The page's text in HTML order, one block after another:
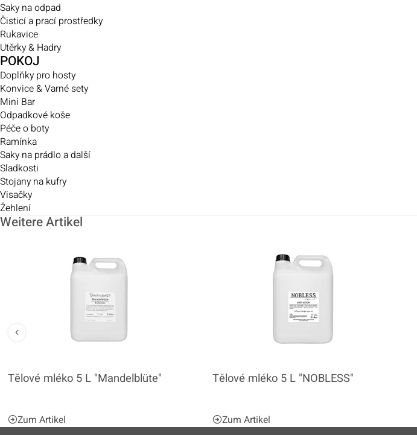
Saky na odpad
Čisticí a prací prostředky
Rukavice
Utěrky & Hadry
POKOJ
Doplňky pro hosty
Konvice & Varné sety
Mini Bar
Odpadkové koše
Péče o boty
Ramínka
Saky na prádlo a další
Sladkosti
Stojany na kufry
Visačky
Žehlení
Weitere Artikel
Tělové mléko 5 L "Mandelblüte"
Zum Artikel
Tělové mléko 5 L "NOBLESS"
Zum Artikel